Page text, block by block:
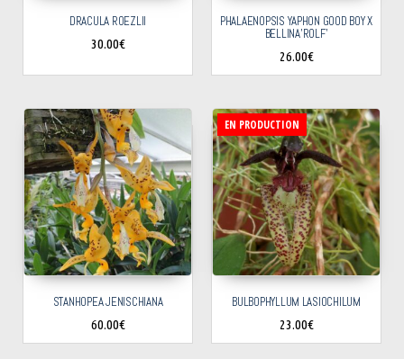
DRACULA ROEZLII
30.00€
PHALAENOPSIS YAPHON GOOD BOY X
BELLINA’ROLF’
26.00€
STANHOPEA JENISCHIANA
60.00€
EN PRODUCTION
BULBOPHYLLUM LASIOCHILUM
23.00€